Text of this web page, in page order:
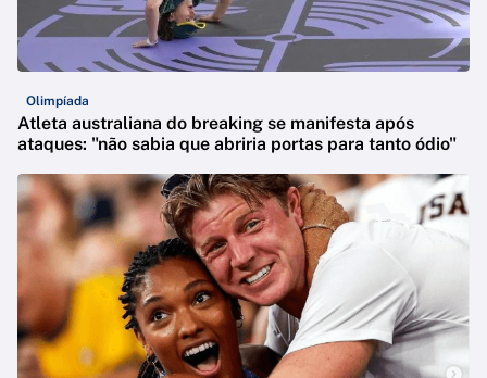
Olimpíada
Atleta australiana do breaking se manifesta após
ataques: "não sabia que abriria portas para tanto ódio"